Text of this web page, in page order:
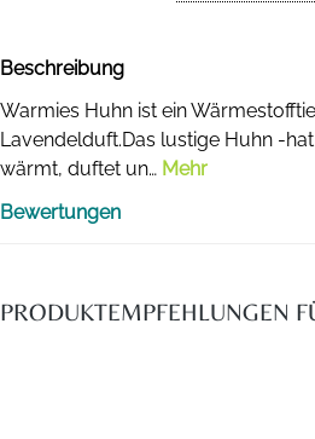
Beschreibung
Warmies Huhn ist ein
Lavendelduft.Das lustige Huhn -
wärmt, duftet un… Mehr
Bewertungen
PRODUKTEMPFEHLUNGEN